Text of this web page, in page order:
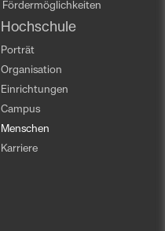
Fördermöglichkeiten
Hochschule
Porträt
Organisation
Einrichtungen
Campus
Menschen
Karriere